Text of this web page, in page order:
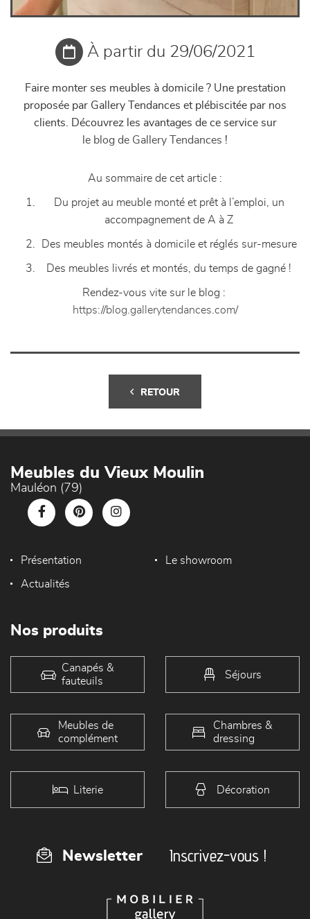
À partir du 29/06/2021
Faire monter ses meubles à domicile ? Une prestation
proposée par Gallery Tendances et plébiscitée par nos
clients. Découvrez les avantages de ce service sur
le blog de Gallery Tendances !
Au sommaire de cet article :
Du projet au meuble monté et prêt à l’emploi, un
accompagnement de A à Z
Des meubles montés à domicile et réglés sur-mesure
Des meubles livrés et montés, du temps de gagné !
Rendez-vous vite sur le blog :
https://blog.gallerytendances.com/
RETOUR
Meubles du Vieux Moulin
Mauléon (79)
Présentation Le showroom
Actualités
Nos produits
Canapés &
fauteuils
Séjours
Meubles de
complément
Chambres &
dressing
Literie Décoration
Newsletter Inscrivez-vous !